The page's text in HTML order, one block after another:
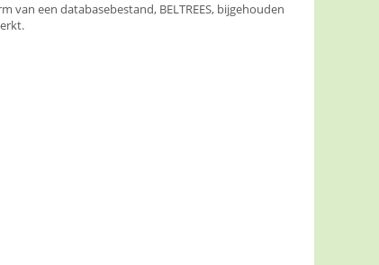
een databasebestand, BELTREES, bijgehouden